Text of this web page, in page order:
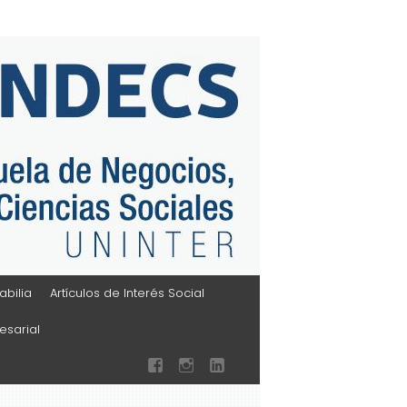
Artículos de Interés Social